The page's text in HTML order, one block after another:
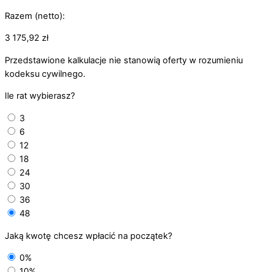
Razem (netto):
3 175,92 zł
Przedstawione kalkulacje nie stanowią oferty w rozumieniu
kodeksu cywilnego.
Ile rat wybierasz?
3
6
12
18
24
30
36
48
Jaką kwotę chcesz wpłacić na początek?
0%